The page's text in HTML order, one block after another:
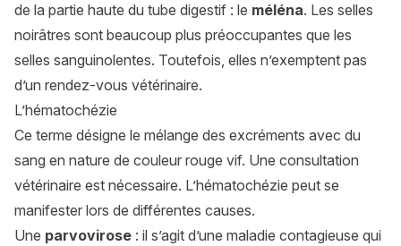
de la partie haute du tube digestif : le méléna. Les selles
noirâtres sont beaucoup plus préoccupantes que les
selles sanguinolentes. Toutefois, elles n’exemptent pas
d’un rendez-vous vétérinaire.
L’hématochézie
Ce terme désigne le mélange des excréments avec du
sang en nature de couleur rouge vif. Une consultation
vétérinaire est nécessaire. L’hématochézie peut se
manifester lors de différentes causes.
Une parvovirose : il s’agit d’une maladie contagieuse qui